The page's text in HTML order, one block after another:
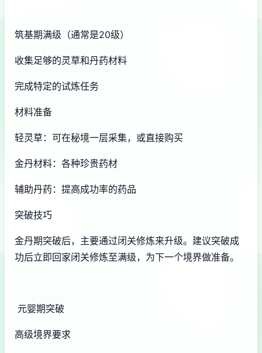
筑基期满级（通常是20级）
收集足够的灵草和丹药材料
完成特定的试炼任务
材料准备
轻灵草：可在秘境一层采集，或直接购买
金丹材料：各种珍贵药材
辅助丹药：提高成功率的药品
突破技巧
金丹期突破后，主要通过闭关修炼来升级。建议突破成
功后立即回家闭关修炼至满级，为下一个境界做准备。
元婴期突破
高级境界要求